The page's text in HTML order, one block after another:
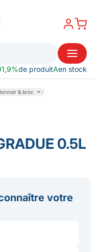
de produitAen stock
& broc /
0.5L
votre